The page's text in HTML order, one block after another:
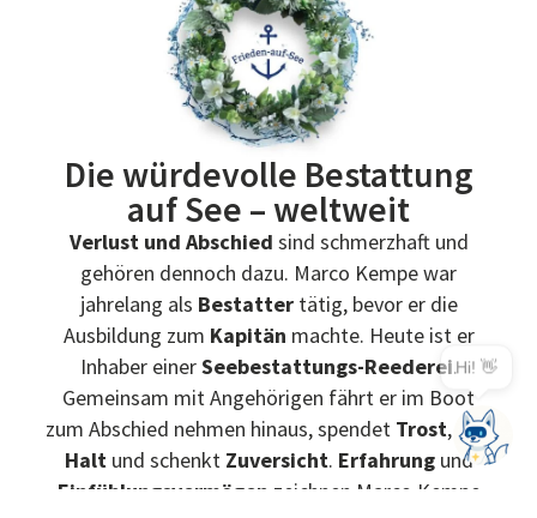
Die würdevolle Bestattung
auf See – weltweit
Verlust und Abschied sind schmerzhaft und
gehören dennoch dazu. Marco Kempe war
jahrelang als Bestattertätig, bevor er die
Ausbildung zum Kapitän machte. Heute ist er
Inhaber einerSeebestattungs-Reederei.
Gemeinsam mit Angehörigen fährt er im Boot
zum Abschied nehmen hinaus, spendet Trost, gibt
Haltund schenkt Zuversicht. Erfahrungund
Einfühlungsvermögen zeichnen Marco Kempe
How can I help?